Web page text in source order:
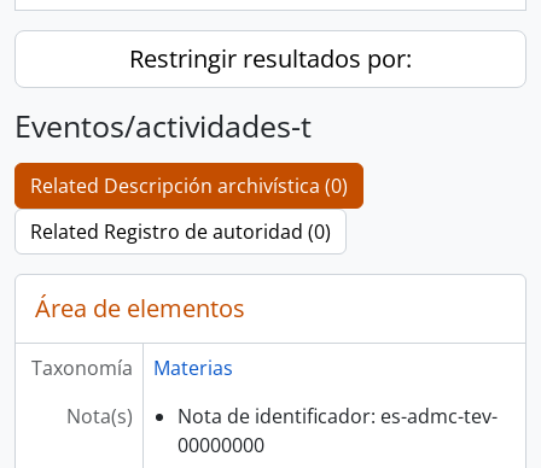
Restringir resultados por:
Eventos/actividades-t
Related Descripción archivística (0)
Related Registro de autoridad (0)
Área de elementos
Taxonomía
Materias
Nota(s)
Nota de identificador: es-admc-tev-
00000000